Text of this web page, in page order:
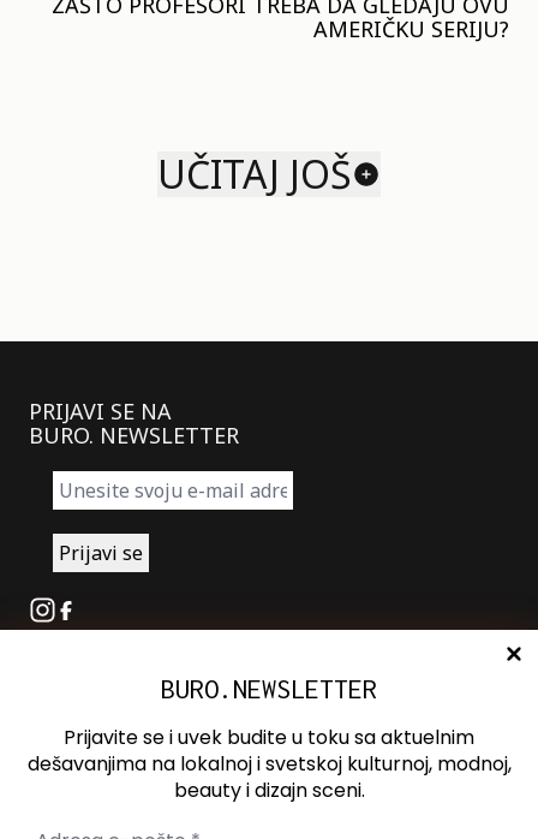
AMERIČKU SERIJU?
UČITAJ JOŠ
PRIJAVI SE NA
BURO. NEWSLETTER
Instagram
Facebook
Oglašavanje
Kontakt
Spotify
BURO.NEWSLETTER
Prijavite se i uvek budite u toku sa aktuelnim
dešavanjima na lokalnoj i svetskoj kulturnoj, modnoj,
beauty i dizajn sceni.